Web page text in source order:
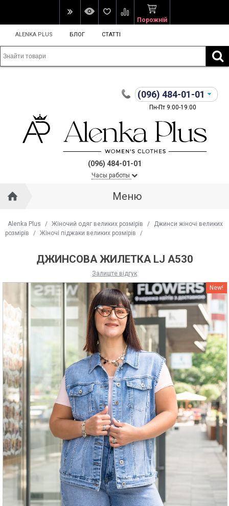
Порожній
ALENKA PLUS БЛОГ СТАТТІ
(096) 484-01-01
Пн-Пт 9:00-19:00
(096) 484-01-01
Часы работы
Меню
Alenka Plus / Жіночий одяг великих розмірів /
Джинси жіночі великих
розмірів
/ Жіночі піджаки великих розмірів /
ДЖИНСОВА ЖИЛЕТКА LJ A530
Залиште відгук
New!